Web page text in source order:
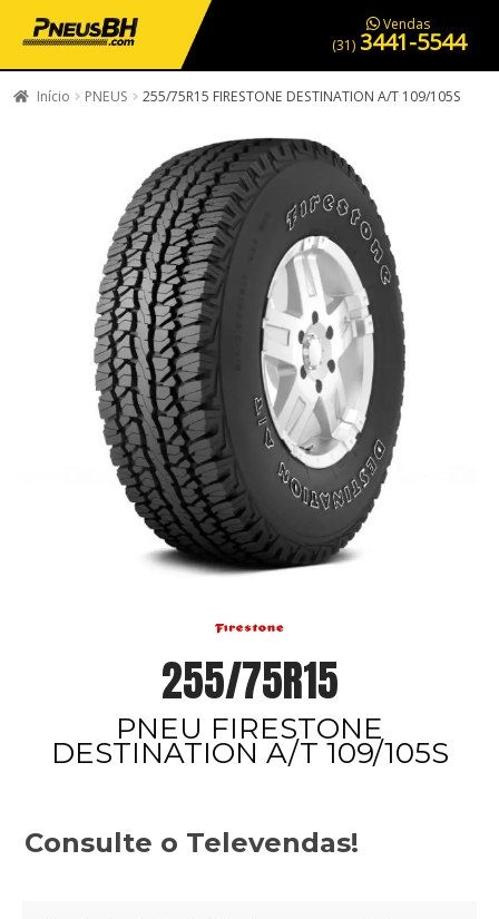
PNEUS EM OFERTA SERVIÇOS AUTOMOTIVOS NOSSA LOJA
Vendas
(31) 3441-5544
Início PNEUS 255/75R15 FIRESTONE DESTINATION A/T 109/105S
255/75R15
PNEU FIRESTONE
DESTINATION A/T 109/105S
Consulte o Televendas!